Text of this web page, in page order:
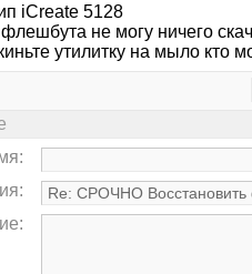
iCreate 5128
не могу ничего
утилитку на мыло кто